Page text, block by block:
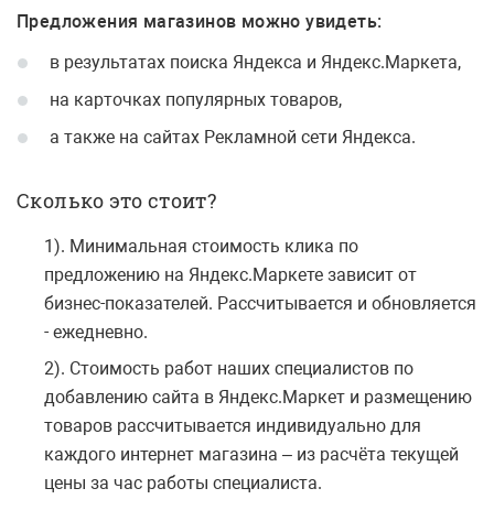
Предложения магазинов можно увидеть:
в результатах поиска Яндекса и Яндекс.Маркета,
на карточках популярных товаров,
а также на сайтах Рекламной сети Яндекса.
Сколько это стоит?
1). Минимальная стоимость клика по
предложению на Яндекс.Маркете зависит от
бизнес-показателей. Рассчитывается и обновляется
- ежедневно.
2). Стоимость работ наших специалистов по
добавлению сайта в Яндекс.Маркет и размещению
товаров рассчитывается индивидуально для
каждого интернет магазина – из расчёта текущей
цены за час работы специалиста.